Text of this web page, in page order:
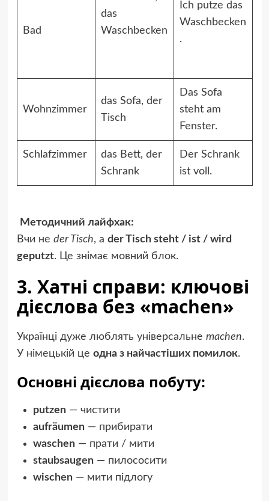
Bad
das
Waschbecken
Ich putze das
Waschbecken
.
Wohnzimmer
das Sofa, der
Tisch
Das Sofa
steht am
Fenster.
Schlafzimmer
das Bett, der
Schrank
Der Schrank
ist voll.
Методичний лайфхак:
Вчи не der Tisch, а der Tisch steht / ist / wird
geputzt. Це знімає мовний блок.
3. Хатні справи: ключові
дієслова без «machen»
Українці дуже люблять універсальне machen.
У німецькій це одна з найчастіших помилок.
Основні дієслова побуту:
putzen— чистити
aufräumen— прибирати
waschen— прати / мити
staubsaugen— пилососити
wischen— мити підлогу